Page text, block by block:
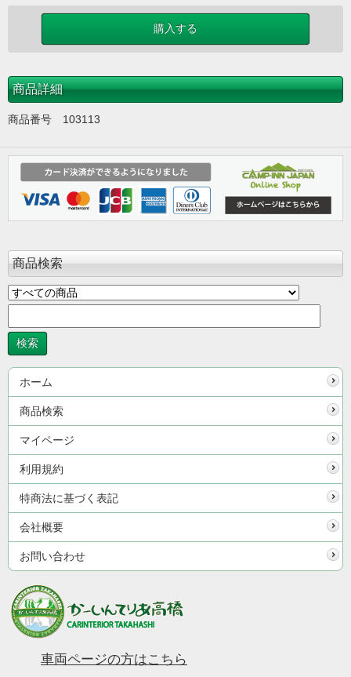
商品詳細
商品番号 103113
商品検索
ホーム
商品検索
マイページ
利用規約
特商法に基づく表記
会社概要
お問い合わせ
車両ページの方はこちら